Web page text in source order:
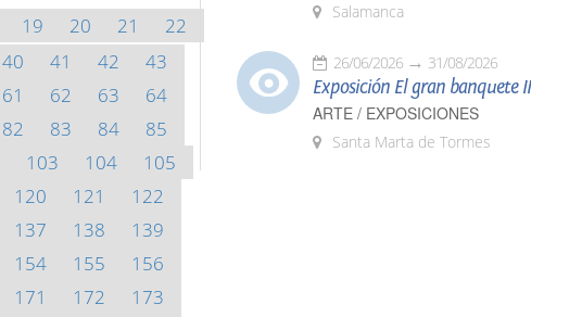
19 20 21
22
40 41 42
43
61 62 63
64
82 83 84
85
103 104
105
120 121
122
137 138
139
154 155
156
171 172
173
Salamanca
26/06/2026 31/08/2026
Exposición El gran banquete II
ARTE / EXPOSICIONES
Santa Marta de Tormes